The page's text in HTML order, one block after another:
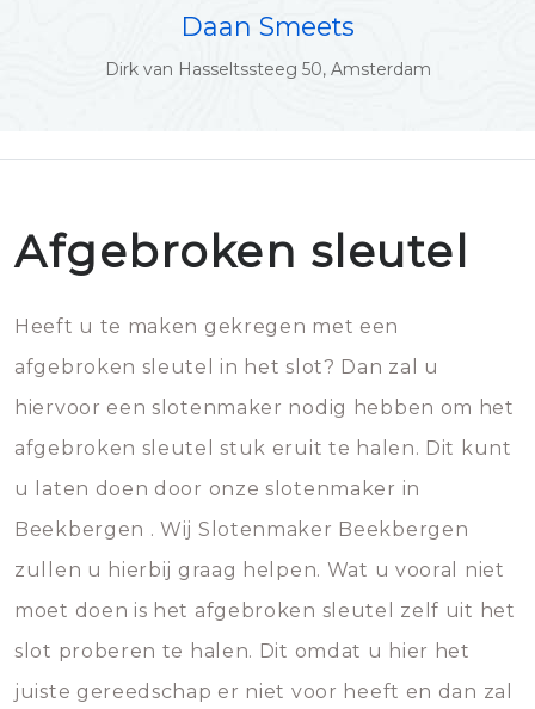
Daan Smeets
Dirk van Hasseltssteeg 50, Amsterdam
Afgebroken sleutel
Heeft u te maken gekregen met een
afgebroken sleutel in het slot? Dan zal u
hiervoor een slotenmaker nodig hebben om het
afgebroken sleutel stuk eruit te halen. Dit kunt
u laten doen door onze slotenmaker in
Beekbergen . Wij Slotenmaker Beekbergen
zullen u hierbij graag helpen. Wat u vooral niet
moet doen is het afgebroken sleutel zelf uit het
slot proberen te halen. Dit omdat u hier het
juiste gereedschap er niet voor heeft en dan zal